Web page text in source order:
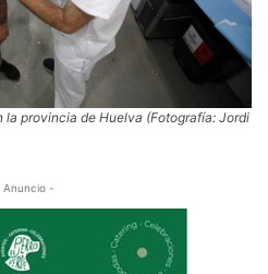
provincia de Huelva (Fotografía: Jordi
Anuncio -